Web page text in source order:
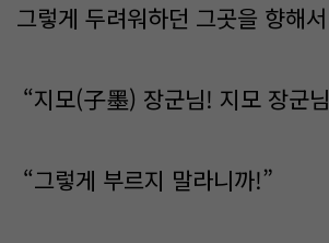
그렇게 두려워하던 그곳을 향해
“지모(子墨) 장군님! 지모 장군
“그렇게 부르지 말라니까!”